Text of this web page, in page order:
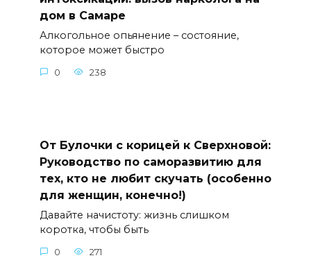
дом в Самаре
Алкогольное опьянение – состояние,
которое может быстро
0 238
От Булочки с корицей к Сверхновой:
Руководство по саморазвитию для
тех, кто не любит скучать (особенно
для женщин, конечно!)
Давайте начистоту: жизнь слишком
коротка, чтобы быть
0 271